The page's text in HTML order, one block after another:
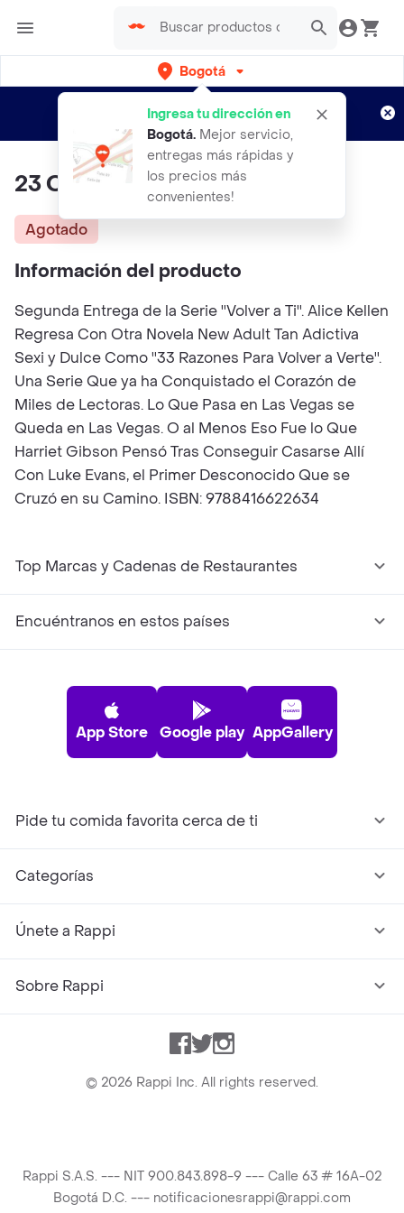
Bogotá
Ingresa tu dirección en
Bogotá. Mejor servicio,
entregas más rápidas y
los precios más
convenientes!
envíos gratis por semanas
Aplican TyC
23 Otoños Antes de ti
Agotado
Información del producto
Segunda Entrega de la Serie ''Volver a Ti''. Alice Kellen
Regresa Con Otra Novela New Adult Tan Adictiva
Sexi y Dulce Como ''33 Razones Para Volver a Verte''.
Una Serie Que ya ha Conquistado el Corazón de
Miles de Lectoras. Lo Que Pasa en Las Vegas se
Queda en Las Vegas. O al Menos Eso Fue lo Que
Harriet Gibson Pensó Tras Conseguir Casarse Allí
Con Luke Evans, el Primer Desconocido Que se
Cruzó en su Camino. ISBN: 9788416622634
Top Marcas y Cadenas de Restaurantes
Encuéntranos en estos países
App Store Google play AppGallery
Pide tu comida favorita cerca de ti
Categorías
Únete a Rappi
Sobre Rappi
Facebook
TwitterInstagram
© 2026 Rappi Inc. All rights reserved.
Rappi S.A.S. --- NIT 900.843.898-9 --- Calle 63 # 16A-02
Bogotá D.C. --- notificacionesrappi@rappi.com